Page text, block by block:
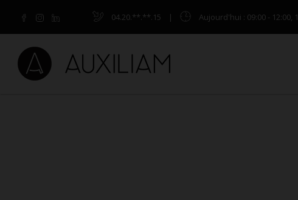
04.20.**.**.15 | Aujourd'hui : 09:00 - 12:00,